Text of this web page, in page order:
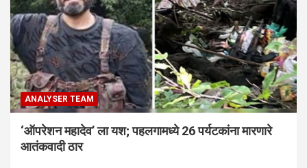
ANALYSER TEAM
‘ऑपरेशन महादेव’ ला यश; पहलगामध्ये 26 पर्यटकांना मारणारे
आतंकवादी ठार